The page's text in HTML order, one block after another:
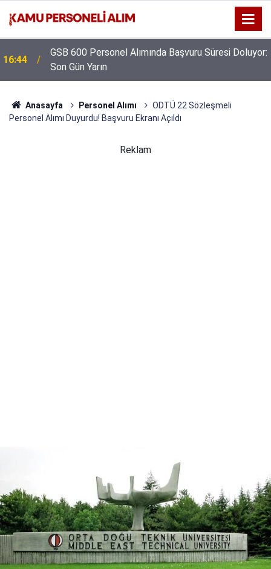
16:44
GSB 600 Personel Alımında Başvuru Süresi Doluyor:
Son Gün Yarın
Anasayfa Personel Alımı
ODTÜ 22 Sözleşmeli
Personel Alımı Duyurdu! Başvuru Ekranı Açıldı
Reklam